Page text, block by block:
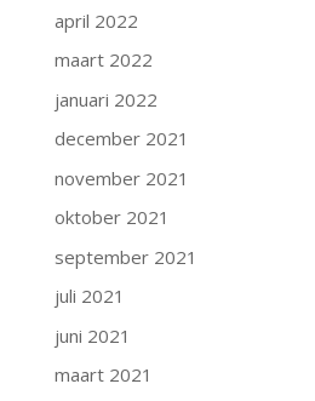
april 2022
maart 2022
januari 2022
december 2021
november 2021
oktober 2021
september 2021
juli 2021
juni 2021
maart 2021